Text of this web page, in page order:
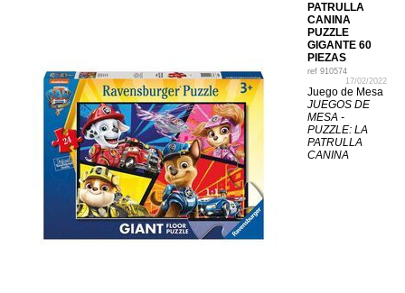
PATRULLA
CANINA
PUZZLE
GIGANTE 60
PIEZAS
ref 910574
17/02/2022
Juego de Mesa
JUEGOS DE
MESA -
PUZZLE: LA
PATRULLA
CANINA